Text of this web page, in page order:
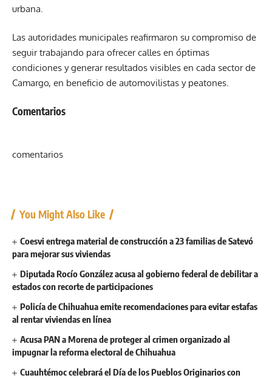
urbana.
Las autoridades municipales reafirmaron su compromiso de
seguir trabajando para ofrecer calles en óptimas
condiciones y generar resultados visibles en cada sector de
Camargo, en beneficio de automovilistas y peatones.
Comentarios
comentarios
You Might Also Like
Coesvi entrega material de construcción a 23 familias de Satevó
para mejorar sus viviendas
Diputada Rocío González acusa al gobierno federal de debilitar a
estados con recorte de participaciones
Policía de Chihuahua emite recomendaciones para evitar estafas
al rentar viviendas en línea
Acusa PAN a Morena de proteger al crimen organizado al
impugnar la reforma electoral de Chihuahua
Cuauhtémoc celebrará el Día de los Pueblos Originarios con